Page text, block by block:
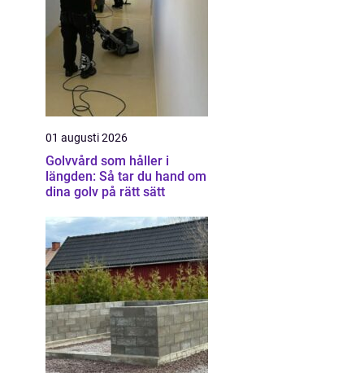
01 augusti 2026
Golvvård som håller i
längden: Så tar du hand om
dina golv på rätt sätt